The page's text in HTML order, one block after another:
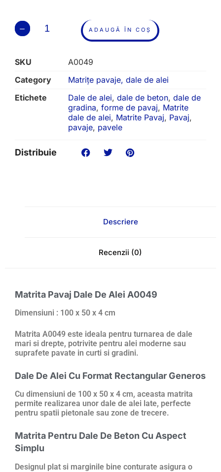
ADAUGĂ ÎN COȘ
SKU
A0049
Category
Matrițe pavaje, dale de alei
Etichete
Dale de alei, dale de beton, dale de
gradina, forme de pavaj, Matrite
dale de alei, Matrite Pavaj, Pavaj,
pavaje, pavele
Distribuie
Descriere
Recenzii (0)
Matrita Pavaj Dale De Alei A0049
Dimensiuni : 100 x 50 x 4 cm
Matrita A0049 este ideala pentru turnarea de dale
mari si drepte, potrivite pentru alei moderne sau
suprafete pavate in curti si gradini.
Dale De Alei Cu Format Rectangular Generos
Cu dimensiuni de 100 x 50 x 4 cm, aceasta matrita
permite realizarea unor dale de alei late, perfecte
pentru spatii pietonale sau zone de trecere.
Matrita Pentru Dale De Beton Cu Aspect
Simplu
Designul plat si marginile bine conturate asigura o